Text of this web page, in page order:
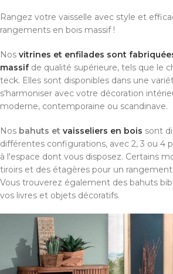
Rangez votre vaisselle avec style et
rangements en bois massif !
Nos vitrines et enfilades sont
massifde qualité supérieure, tels que le
teck. Elles sont disponibles dans une
s'harmoniser avec votre décoration
moderne, contemporaine ou scandinave.
Nos bahuts et vaisseliers en bois sont
différentes configurations, avec 2, 3 ou 4
à l'espace dont vous disposez. Certains
tiroirs et des étagères pour un
Vous trouverez également des bahuts
vos livres et objets décoratifs.